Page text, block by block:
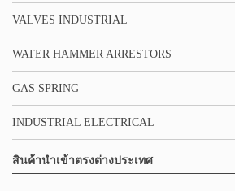
VALVES INDUSTRIAL
WATER HAMMER ARRESTORS
GAS SPRING
INDUSTRIAL ELECTRICAL
สินค้านำเข้าตรงต่างประเทศ